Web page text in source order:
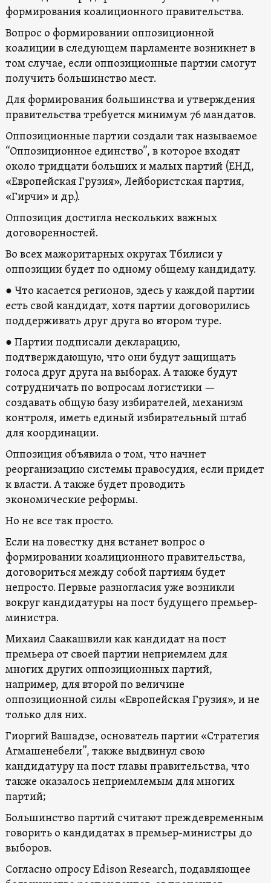
формирования коалиционного правительства.
Вопрос о формировании оппозиционной
коалиции в следующем парламенте возникнет в
том случае, если оппозиционные партии смогут
получить большинство мест.
Для формирования большинства и утверждения
правительства требуется минимум 76 мандатов.
Оппозиционные партии создали так называемое
“Оппозиционное единство”, в которое входят
около тридцати больших и малых партий (ЕНД,
«Европейская Грузия», Лейбористская партия,
«Гирчи» и др.).
Оппозиция достигла нескольких важных
договоренностей.
Во всех мажоритарных округах Тбилиси у
оппозиции будет по одному общему кандидату.
● Что касается регионов, здесь у каждой партии
есть свой кандидат, хотя партии договорились
поддерживать друг друга во втором туре.
● Партии подписали декларацию,
подтверждающую, что они будут защищать
голоса друг друга на выборах. А также будут
сотрудничать по вопросам логистики —
создавать общую базу избирателей, механизм
контроля, иметь единый избирательный штаб
для координации.
Оппозиция объявила о том, что начнет
реорганизацию системы правосудия, если придет
к власти. А также будет проводить
экономические реформы.
Но не все так просто.
Если на повестку дня встанет вопрос о
формировании коалиционного правительства,
договориться между собой партиям будет
непросто. Первые разногласия уже возникли
вокруг кандидатуры на пост будущего премьер-
министра.
Михаил Саакашвили как кандидат на пост
премьера от своей партии неприемлем для
многих других оппозиционных партий,
например, для второй по величине
оппозиционной силы «Европейская Грузия», и не
только для них.
Гиоргий Вашадзе, основатель партии «Стратегия
Агмашенебели”, также выдвинул свою
кандидатуру на пост главы правительства, что
также оказалось неприемлемым для многих
партий;
Большинство партий считают преждевременным
говорить о кандидатах в премьер-министры до
выборов.
Согласно опросу Edison Research, подавляющее